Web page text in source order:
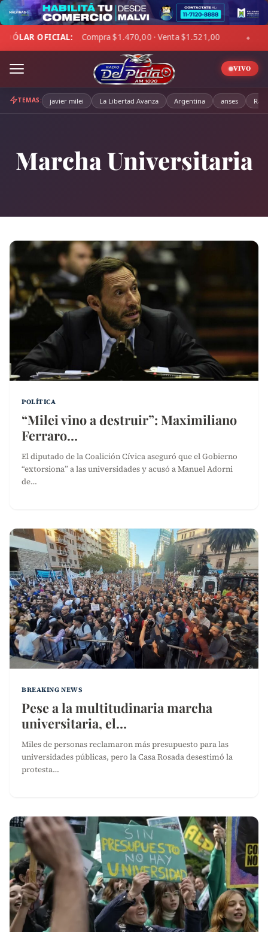
Skip
to
content
· Venta $1.521,00 ◆ ☁ LA PAMPA: 5°C · Sensación -2°C ·
VIVO
TEMAS: javier milei La Libertad Avanza Argentina anses
Marcha Universitaria
POLÍTICA
“Milei vino a destruir”: Maximiliano
Ferraro…
El diputado de la Coalición Cívica aseguró que el Gobierno
“extorsiona” a las universidades y acusó a Manuel Adorni
de…
BREAKING NEWS
Pese a la multitudinaria marcha
universitaria, el…
Miles de personas reclamaron más presupuesto para las
universidades públicas, pero la Casa Rosada desestimó la
protesta…